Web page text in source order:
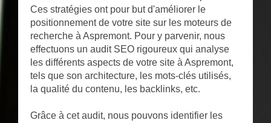
Ces stratégies ont pour but d'améliorer le
positionnement de votre site sur les moteurs de
recherche à Aspremont. Pour y parvenir, nous
effectuons un audit SEO rigoureux qui analyse
les différents aspects de votre site à Aspremont,
tels que son architecture, les mots-clés utilisés,
la qualité du contenu, les backlinks, etc.
Grâce à cet audit, nous pouvons identifier les